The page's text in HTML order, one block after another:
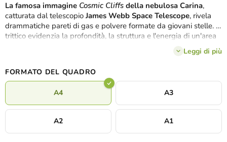
La famosa immagine Cosmic Cliffs della nebulosa Carina,
catturata dal telescopio James Webb Space Telescope, rivela
drammatiche pareti di gas e polvere formate da giovani stelle. Il
trittico evidenzia la profondità, la struttura e l'energia di un'area
in cui nascono continuamente nuove stelle. Grazie alla stampa
UV, i colori appaiono particolarmente intensi e l'immagine si
stupore e ispirazione.
Leggi di più
FORMATO DEL QUADRO
A4 A3
A2 A1